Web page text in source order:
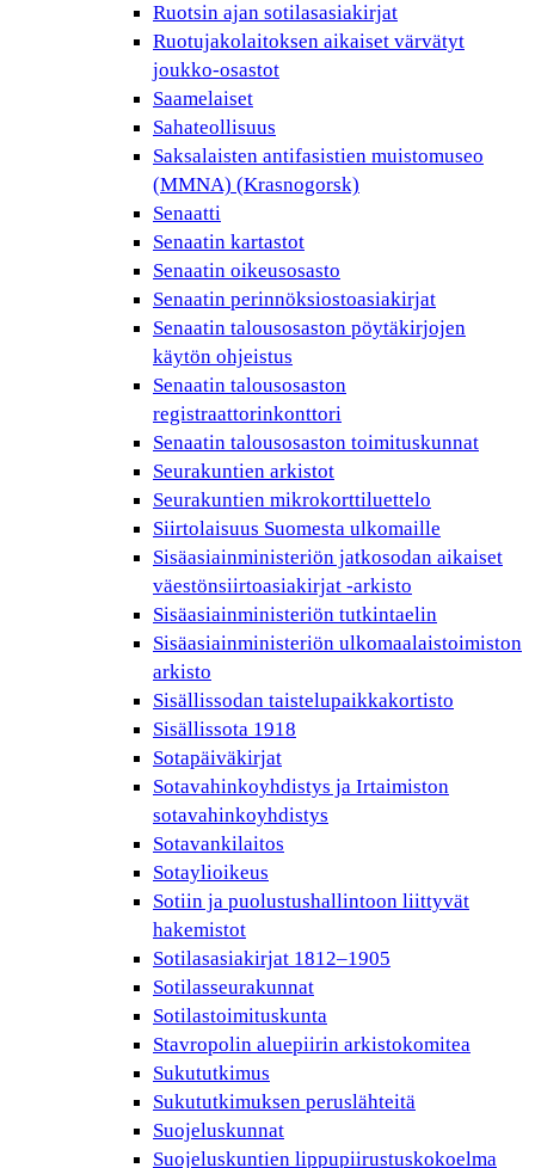
Ruotsin ajan sotilasasiakirjat
Ruotujakolaitoksen aikaiset värvätyt
joukko-osastot
Saamelaiset
Sahateollisuus
Saksalaisten antifasistien muistomuseo
(MMNA) (Krasnogorsk)
Senaatti
Senaatin kartastot
Senaatin oikeusosasto
Senaatin perinnöksiostoasiakirjat
Senaatin talousosaston pöytäkirjojen
käytön ohjeistus
Senaatin talousosaston
registraattorinkonttori
Senaatin talousosaston toimituskunnat
Seurakuntien arkistot
Seurakuntien mikrokorttiluettelo
Siirtolaisuus Suomesta ulkomaille
Sisäasiainministeriön jatkosodan aikaiset
väestönsiirtoasiakirjat -arkisto
Sisäasiainministeriön tutkintaelin
Sisäasiainministeriön ulkomaalaistoimiston
arkisto
Sisällissodan taistelupaikkakortisto
Sisällissota 1918
Sotapäiväkirjat
Sotavahinkoyhdistys ja Irtaimiston
sotavahinkoyhdistys
Sotavankilaitos
Sotaylioikeus
Sotiin ja puolustushallintoon liittyvät
hakemistot
Sotilasasiakirjat 1812–1905
Sotilasseurakunnat
Sotilastoimituskunta
Stavropolin aluepiirin arkistokomitea
Sukututkimus
Sukututkimuksen peruslähteitä
Suojeluskunnat
Suojeluskuntien lippupiirustuskokoelma